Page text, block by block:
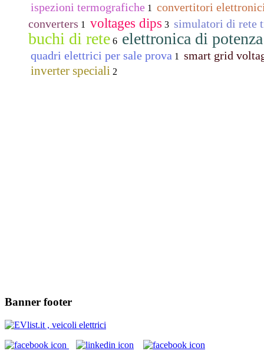
ispezioni termografiche 1 convertitori
converters 1 voltages dips 3 simulatori di rete
buchi di rete 6 elettronica di potenza
quadri elettrici per sale prova 1 smart grid
inverter speciali 2
Banner footer